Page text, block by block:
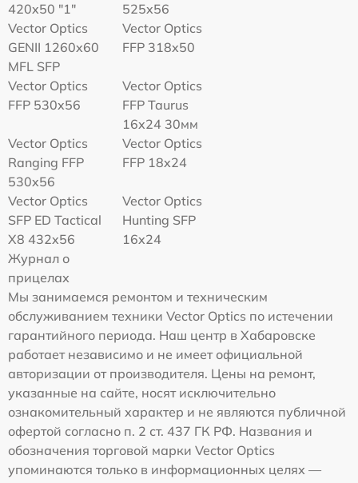
420x50 "1"
525x56
Vector Optics
GENII 1260x60
MFL SFP
Vector Optics
FFP 318x50
Vector Optics
FFP 530x56
Vector Optics
FFP Taurus
16x24 30мм
Vector Optics
Ranging FFP
530x56
Vector Optics
FFP 18x24
Vector Optics
SFP ED Tactical
X8 432x56
Vector Optics
Hunting SFP
16x24
Журнал о
прицелах
Мы занимаемся ремонтом и техническим
обслуживанием техники Vector Optics по истечении
гарантийного периода. Наш центр в Хабаровске
работает независимо и не имеет официальной
авторизации от производителя. Цены на ремонт,
указанные на сайте, носят исключительно
ознакомительный характер и не являются публичной
офертой согласно п. 2 ст. 437 ГК РФ. Названия и
обозначения торговой марки Vector Optics
упоминаются только в информационных целях —